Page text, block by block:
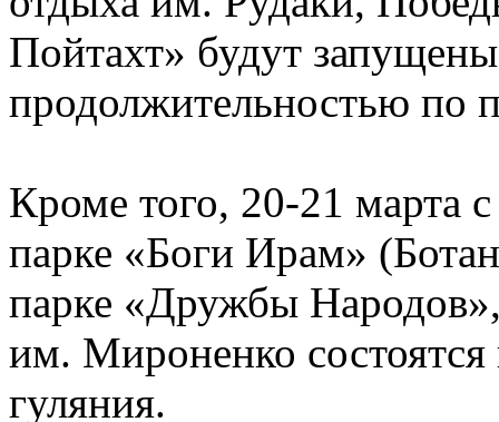
Пойтахт» будут
продолжительностью по
Кроме того, 20-21 марта
парке «Боги Ирам»
парке «Дружбы
им. Мироненко
гуляния.